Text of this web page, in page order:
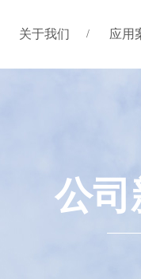
关于我们 应用
公司